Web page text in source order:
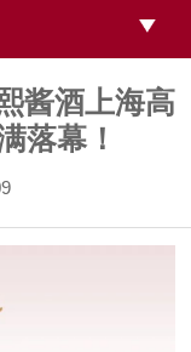
酱酒上海高
落幕！